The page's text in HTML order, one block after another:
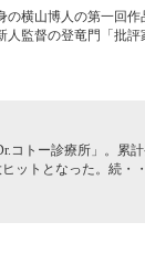
横山博人の第一回作
監督の登竜門「批評
コトー診療所」。累
ットとなった。続・